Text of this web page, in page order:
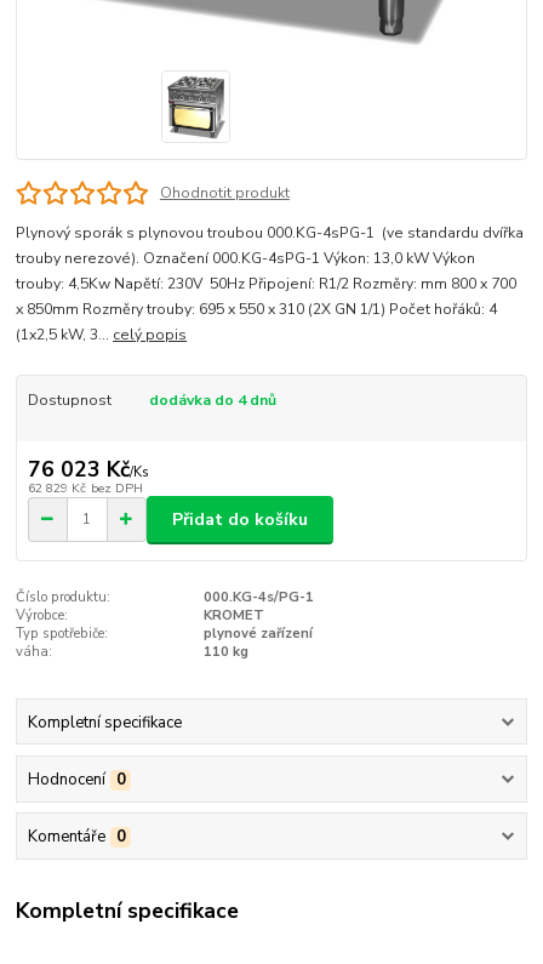
Ohodnotit produkt
Plynový sporák s plynovou troubou 000.KG-4sPG-1 (ve standardu dvířka
trouby nerezové). Označení 000.KG-4sPG-1 Výkon: 13,0 kW Výkon
trouby: 4,5Kw Napětí: 230V 50Hz Připojení: R1/2 Rozměry: mm 800 x 700
x 850mm Rozměry trouby: 695 x 550 x 310 (2X GN 1/1) Počet hořáků: 4
(1x2,5 kW, 3... celý popis
Dostupnost dodávka do 4 dnů
76 023 Kč/Ks
62 829 Kč bez DPH
Přidat do košíku
Číslo produktu:
000.KG-4s/PG-1
Výrobce:
KROMET
Typ spotřebiče:
plynové zařízení
váha:
110 kg
Kompletní specifikace
Hodnocení 0
Komentáře 0
Kompletní specifikace